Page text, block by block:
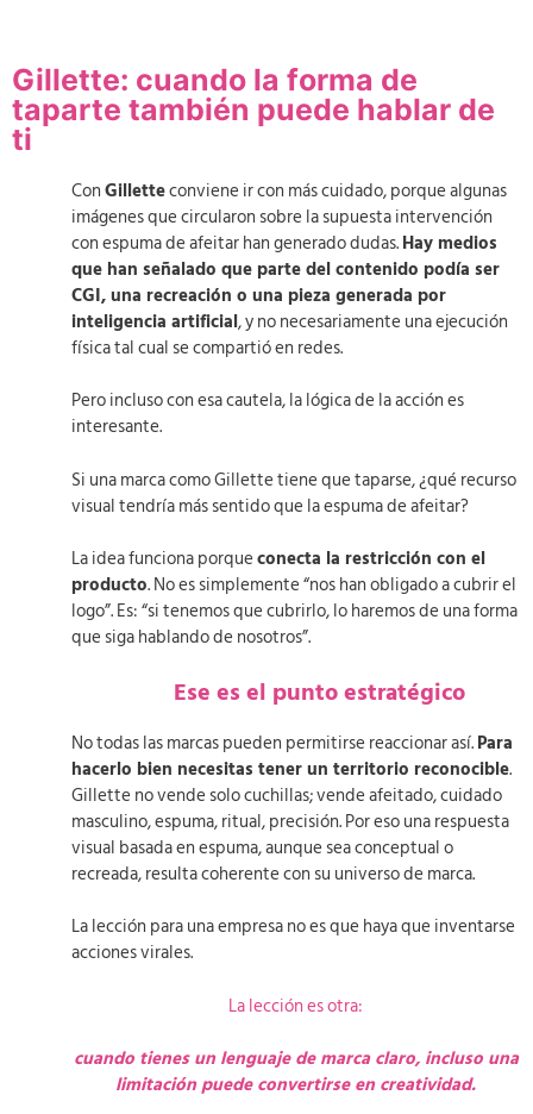
Gillette: cuando la forma de
taparte también puede hablar de
ti
ConGilletteconviene ir con más cuidado, porque algunas
imágenes que circularon sobre la supuesta intervención
con espuma de afeitar han generado dudas.Hay medios
que han señalado que parte del contenido podía ser
CGI, una recreación o una pieza generada por
inteligencia artificial, y no necesariamente una ejecución
física tal cual se compartió en redes.
Pero incluso con esa cautela, la lógica de la acción es
interesante.
Si una marca como Gillette tiene que taparse, ¿qué recurso
visual tendría más sentido que la espuma de afeitar?
La idea funciona porqueconecta la restricción con el
producto. No es simplemente “nos han obligado a cubrir el
logo”. Es: “si tenemos que cubrirlo, lo haremos de una forma
que siga hablando de nosotros”.
Ese es el punto estratégico
No todas las marcas pueden permitirse reaccionar así.Para
hacerlo bien necesitas tener un territorio reconocible.
Gillette no vende solo cuchillas; vende afeitado, cuidado
masculino, espuma, ritual, precisión. Por eso una respuesta
visual basada en espuma, aunque sea conceptual o
recreada, resulta coherente con su universo de marca.
La lección para una empresa no es que haya que inventarse
acciones virales.
La lección es otra:
cuando tienes un lenguaje de marca claro, incluso una
limitación puede convertirse en creatividad.